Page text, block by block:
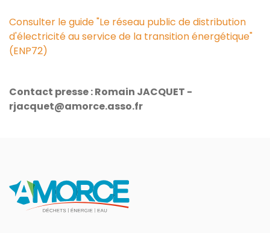
Consulter le guide "Le réseau public de distribution
d'électricité au service de la transition énergétique"
(ENP72)
Contact presse : Romain JACQUET -
rjacquet@amorce.asso.fr